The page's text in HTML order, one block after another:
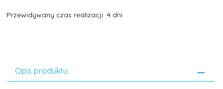
Przewidywany czas realizacji: 4 dni
Opis produktu